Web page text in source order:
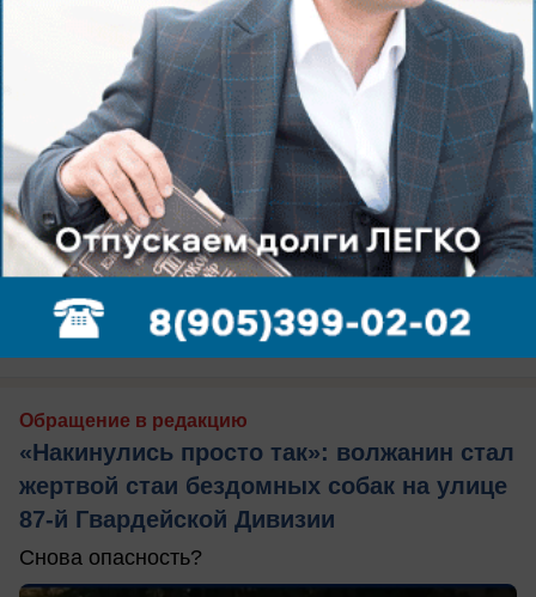
сегодня в 13:31
Обращение в редакцию
«Накинулись просто так»: волжанин стал
жертвой стаи бездомных собак на улице
87-й Гвардейской Дивизии
Снова опасность?